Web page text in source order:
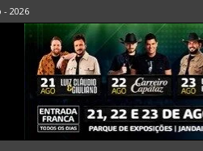
- 2026